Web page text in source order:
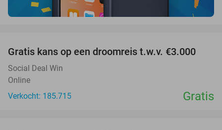
Gratis kans op een droomreis t.w.v. €3.000
Social Deal Win
Online
Verkocht: 185.715
Gratis